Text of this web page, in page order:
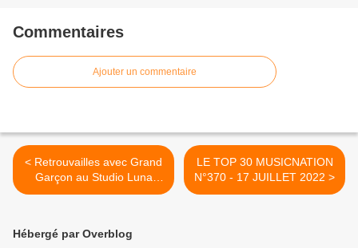
Commentaires
Ajouter un commentaire
< Retrouvailles avec Grand
Garçon au Studio Luna
Rossa à l’occasion de la
LE TOP 30 MUSICNATION
N°370 - 17 JUILLET 2022 >
Hébergé par Overblog